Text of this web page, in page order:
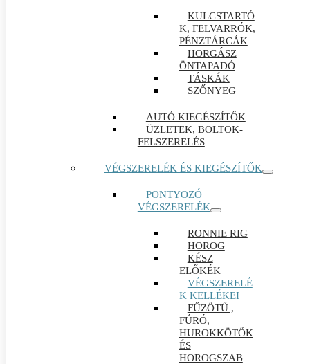
KULCSTARTÓ
K, FELVARRÓK,
PÉNZTÁRCÁK
HORGÁSZ
ÖNTAPADÓ
TÁSKÁK
SZŐNYEG
AUTÓ KIEGÉSZÍTŐK
ÜZLETEK, BOLTOK-
FELSZERELÉS
VÉGSZERELÉK ÉS KIEGÉSZÍTŐK
PONTYOZÓ
VÉGSZERELÉK
RONNIE RIG
HOROG
KÉSZ
ELŐKÉK
VÉGSZERELÉ
K KELLÉKEI
FŰZŐTŰ ,
FÚRÓ,
HUROKKÖTŐK
ÉS
HOROGSZAB